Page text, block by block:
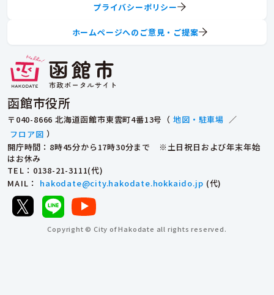
函館市役所
〒040-8666 北海道函館市東雲町4番13号（ 地図・駐車場 ／
フロア図 ）
開庁時間：8時45分から17時30分まで ※土日祝日および年末年始
はお休み
TEL ：0138-21-3111(代)
MAIL ： hakodate@city.hakodate.hokkaido.jp (代)
プライバシーポリシー
ホームページへのご意見・ご提案
Copyright © City of Hakodate all rights reserved.